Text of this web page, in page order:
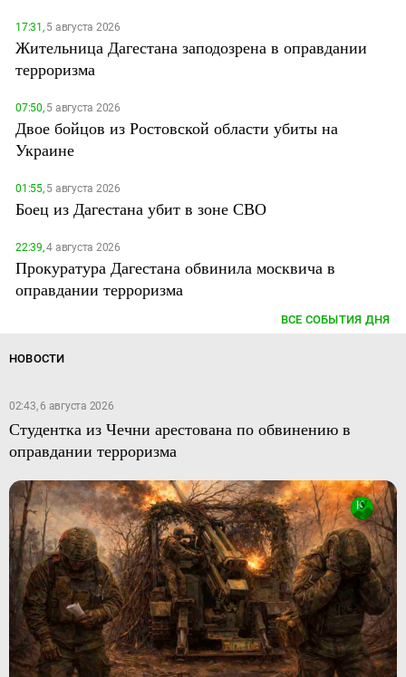
17:31,5 августа 2026
Жительница Дагестана заподозрена в оправдании
терроризма
07:50,5 августа 2026
Двое бойцов из Ростовской области убиты на
Украине
01:55,5 августа 2026
Боец из Дагестана убит в зоне СВО
22:39,4 августа 2026
Прокуратура Дагестана обвинила москвича в
оправдании терроризма
ВСЕ СОБЫТИЯ ДНЯ
НОВОСТИ
02:43, 6 августа 2026
Студентка из Чечни арестована по обвинению в
оправдании терроризма